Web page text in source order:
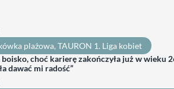
plażowa, TAURON 1. Liga kobiet
choć karierę zakończyła już w wieku
dawać mi radość”